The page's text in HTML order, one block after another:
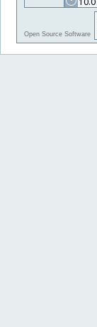
Open Source Software